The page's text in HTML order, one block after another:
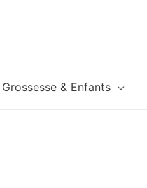
Grossesse & Enfants